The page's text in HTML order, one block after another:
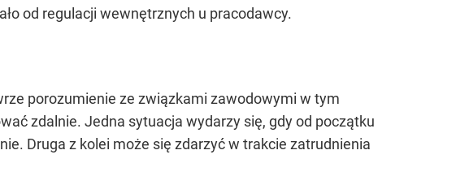
od regulacji wewnętrznych u pracodawcy.
porozumienie ze związkami zawodowymi w tym
zdalnie. Jedna sytuacja wydarzy się, gdy od początku
Druga z kolei może się zdarzyć w trakcie zatrudnienia